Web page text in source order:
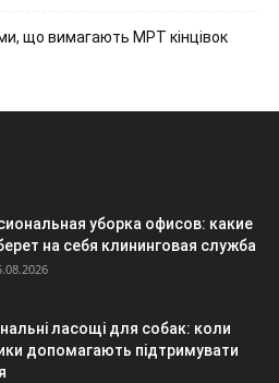
що вимагають МРТ кінцівок
уборка офисов: какие
на себя клининговая служба
ласощі для собак: коли
допомагають підтримувати